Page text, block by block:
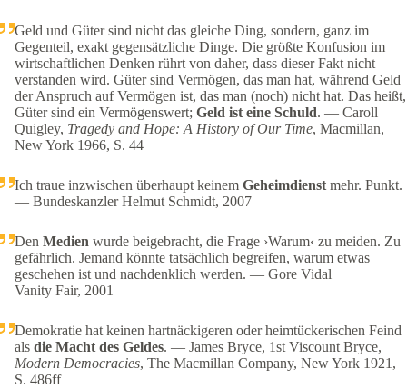
Geld und Güter sind nicht das gleiche Ding, sondern, ganz im
Gegenteil, exakt gegensätzliche Dinge. Die größte Konfusion im
wirtschaftlichen Denken rührt von daher, dass dieser Fakt nicht
verstanden wird. Güter sind Vermögen, das man hat, während Geld
der Anspruch auf Vermögen ist, das man (noch) nicht hat. Das heißt,
Güter sind ein Vermögenswert; Geld ist eine Schuld. — Caroll
Quigley, Tragedy and Hope: A History of Our Time, Macmillan,
New York 1966, S. 44
Ich traue inzwischen überhaupt keinem Geheimdienst mehr. Punkt.
— Bundeskanzler Helmut Schmidt, 2007
Den Medien wurde beigebracht, die Frage ›Warum‹ zu meiden. Zu
gefährlich. Jemand könnte tatsächlich begreifen, warum etwas
geschehen ist und nachdenklich werden. — Gore Vidal
Vanity Fair, 2001
Demokratie hat keinen hartnäckigeren oder heimtückerischen Feind
als die Macht des Geldes. — James Bryce, 1st Viscount Bryce,
Modern Democracies, The Macmillan Company, New York 1921,
S. 486ff